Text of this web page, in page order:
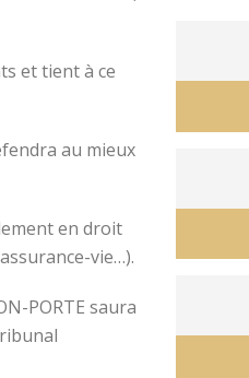
et tient à ce
au mieux
en droit
vie…).
PORTE saura